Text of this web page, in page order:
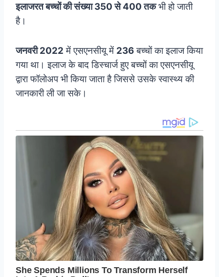
इलाजरत बच्चों की संख्या 350 से 400 तकभी हो जाती
है।
जनवरी 2022 में एसएनसीयू में 236बच्चों का इलाज किया
गया था। इलाज के बाद डिस्चार्ज हुए बच्चों का एसएनसीयू
द्वारा फॉलोअप भी किया जाता है जिससे उसके स्वास्थ्य की
जानकारी ली जा सके।